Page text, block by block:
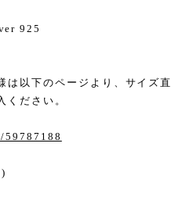
925
は以下のページより、サイズ直
ください。